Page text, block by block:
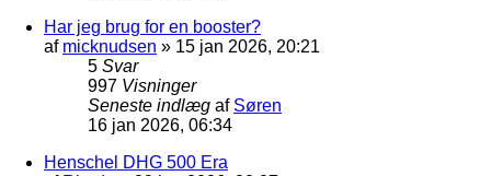
Har jeg brug for en booster?
af micknudsen » 15 jan 2026, 20:21
5 Svar
997 Visninger
Seneste indlæg af Søren
16 jan 2026, 06:34
Henschel DHG 500 Era